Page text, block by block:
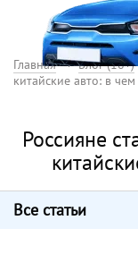
Главная Блог (18+)
китайские авто: в
Россияне
Все статьи